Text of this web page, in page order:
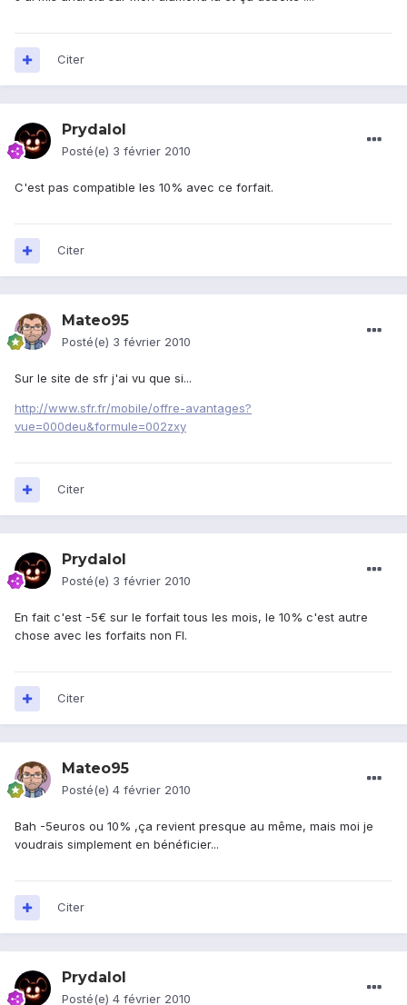
Citer
Prydalol
Posté(e) 3 février 2010
C'est pas compatible les 10% avec ce forfait.
Citer
Mateo95
Posté(e) 3 février 2010
Sur le site de sfr j'ai vu que si...
http://www.sfr.fr/mobile/offre-avantages?
vue=000deu&formule=002zxy
Citer
Prydalol
Posté(e) 3 février 2010
En fait c'est -5€ sur le forfait tous les mois, le 10% c'est autre
chose avec les forfaits non FI.
Citer
Mateo95
Posté(e) 4 février 2010
Bah -5euros ou 10% ,ça revient presque au même, mais moi je
voudrais simplement en bénéficier...
Citer
Prydalol
Posté(e) 4 février 2010